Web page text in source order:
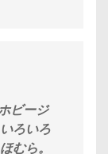
ビージ
ろいろ
むら。